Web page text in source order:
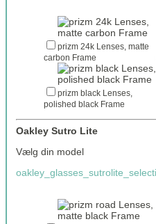
prizm 24k Lenses, matte
carbon Frame
prizm black Lenses,
polished black Frame
Oakley Sutro Lite
Vælg din model